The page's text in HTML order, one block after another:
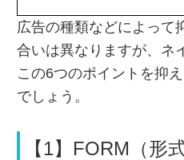
広告の種類などによって
合いは異なりますが、ネ
この6つのポイントを抑
でしょう。
【1】FORM（形式